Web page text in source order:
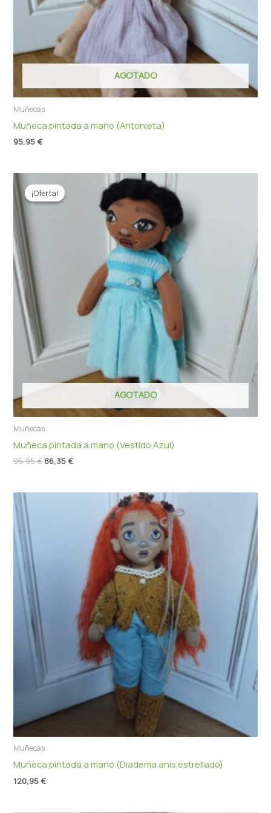
AGOTADO
Muñecas
Muñeca pintada a mano (Antonieta)
95,95 €
¡Oferta!
AGOTADO
¡Oferta!
Muñecas
Muñeca pintada a mano (Vestido Azul)
95,95€
precio
original
era:
86,35 €
Muñecas
Muñeca pintada a mano (Diadema anís estrellado)
120,95 €